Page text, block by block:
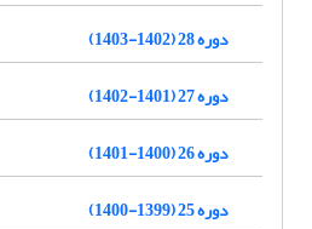
دوره 28 (1402-1403)
دوره 27 (1401-1402)
دوره 26 (1400-1401)
دوره 25 (1399-1400)